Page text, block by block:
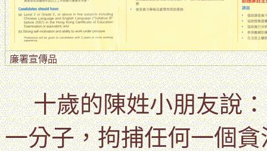
廉署宣傳品
十歲的陳姓小朋友說
一分子，拘捕任何一個